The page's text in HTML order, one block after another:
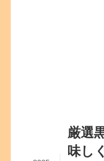
厳選
味し